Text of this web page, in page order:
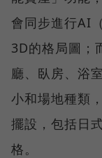
會同步進行AI
3D的格局圖；
廳、臥房、浴
小和場地種類
擺設，包括日
格。